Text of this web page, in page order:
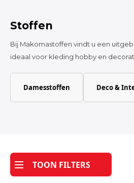
Katoen
Tijdpakker stof
Stoffen
Bij Makomastoffen vindt u een
ideaal voor kleding hobby en
Damesstoffen Deco &
TOON FILTERS